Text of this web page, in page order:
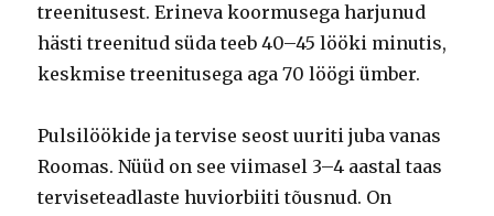
treenitusest. Erineva koormusega harjunud
hästi treenitud süda teeb 40–45 lööki minutis,
keskmise treenitusega aga 70 löögi ümber.
Pulsilöökide ja tervise seost uuriti juba vanas
Roomas. Nüüd on see viimasel 3–4 aastal taas
terviseteadlaste huviorbiiti tõusnud. On